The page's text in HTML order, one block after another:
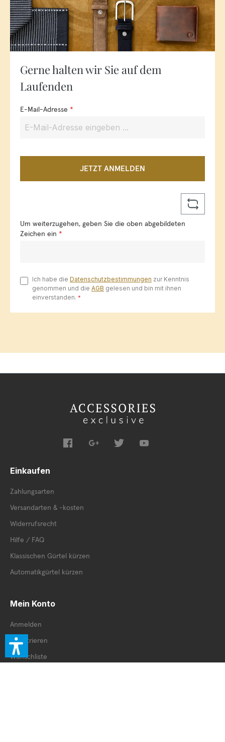
Gerne halten wir Sie auf dem
Laufenden
E-Mail-Adresse *
JETZT ANMELDEN
Um weiterzugehen, geben Sie die oben abgebildeten
Zeichen ein *
Ich habe die Datenschutzbestimmungen zur Kenntnis
genommen und die AGB gelesen und bin mit ihnen
einverstanden. *
Einkaufen
Zahlungsarten
Versandarten & -kosten
Widerrufsrecht
Hilfe / FAQ
Klassischen Gürtel kürzen
Automatikgürtel kürzen
Mein Konto
Anmelden
Registrieren
Wunschliste